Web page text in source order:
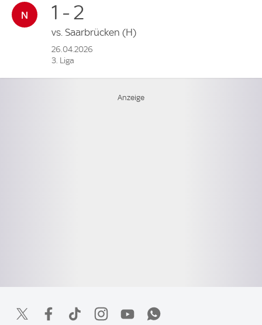
1 - 2
vs. Saarbrücken (H)
26.04.2026
3. Liga